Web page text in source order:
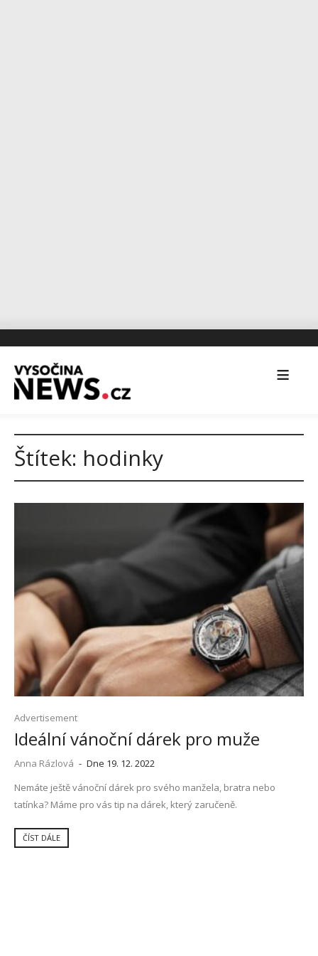
Štítek: hodinky
Advertisement
Ideální vánoční dárek pro muže
Anna Rázlová - Dne 19. 12. 2022
Nemáte ještě vánoční dárek pro svého manžela, bratra nebo
tatínka? Máme pro vás tip na dárek, který zaručeně.
ČÍST DÁLE